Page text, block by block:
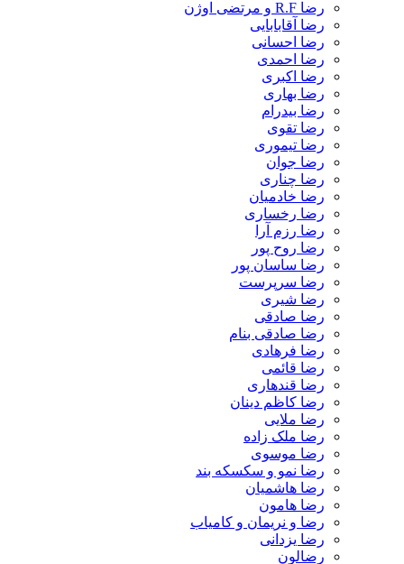
رضا آقابابایی
رضا احسانی
رضا احمدی
رضا اکبری
رضا بهاری
رضا بیدرام
رضا تقوی
رضا تیموری
رضا جوان
رضا چناری
رضا خادمیان
رضا رخساری
رضا رزم آرا
رضا روح پور
رضا ساسان پور
رضا سرپرست
رضا شیری
رضا صادقی
رضا صادقی بنام
رضا فرهادی
رضا قائمی
رضا قندهاری
رضا کاظم دینان
رضا ملایی
رضا ملک زاده
رضا موسوی
رضا نمو و سکسکه بند
رضا هاشمیان
رضا هامون
رضا و نریمان و کامیاب
رضا یزدانی
رضالون